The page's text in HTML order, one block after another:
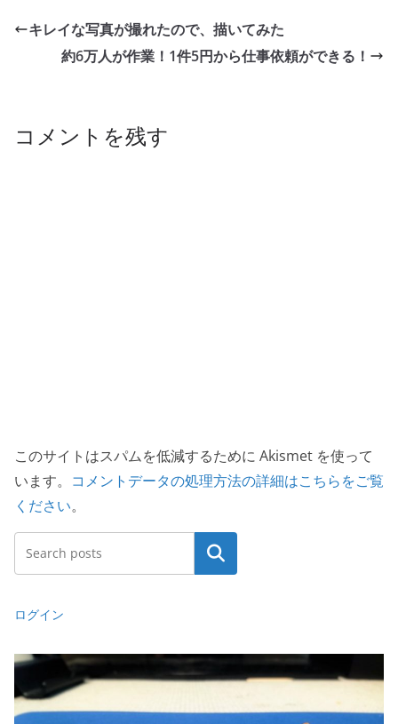
b
o
dI
n
y st
n
キレイな写真が撮れたので、描いてみた
約6万人が作業！1件5円から仕事依頼ができる！
コメントを残す
このサイトはスパムを低減するために Akismet を使って
います。 コメントデータの処理方法の詳細はこちらをご覧
ください。
検索
ログイン